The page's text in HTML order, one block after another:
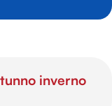
inverno